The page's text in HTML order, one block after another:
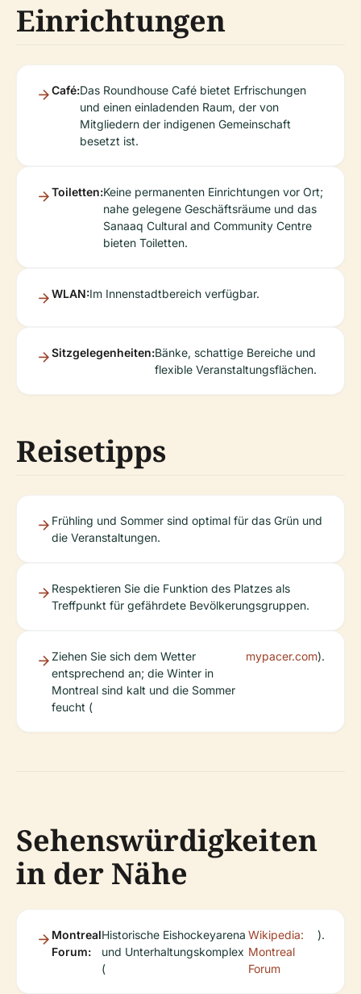
Einrichtungen
Café:Das Roundhouse Café bietet Erfrischungen
und einen einladenden Raum, der von
Mitgliedern der indigenen Gemeinschaft
besetzt ist.
Toiletten:Keine permanenten Einrichtungen vor Ort;
nahe gelegene Geschäftsräume und das
Sanaaq Cultural and Community Centre
bieten Toiletten.
WLAN:Im Innenstadtbereich verfügbar.
Sitzgelegenheiten:Bänke, schattige Bereiche und
flexible Veranstaltungsflächen.
Reisetipps
Frühling und Sommer sind optimal für das Grün und
die Veranstaltungen.
Respektieren Sie die Funktion des Platzes als
Treffpunkt für gefährdete Bevölkerungsgruppen.
Ziehen Sie sich dem Wetter
entsprechend an; die Winter in
Montreal sind kalt und die Sommer
feucht (
mypacer.com).
Sehenswürdigkeiten
in der Nähe
Montreal
Forum:
Historische Eishockeyarena
und Unterhaltungskomplex
(
Wikipedia:
Montreal
Forum
).